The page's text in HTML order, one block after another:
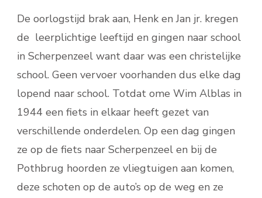
De oorlogstijd brak aan, Henk en Jan jr. kregen
de leerplichtige leeftijd en gingen naar school
in Scherpenzeel want daar was een christelijke
school. Geen vervoer voorhanden dus elke dag
lopend naar school. Totdat ome Wim Alblas in
1944 een fiets in elkaar heeft gezet van
verschillende onderdelen. Op een dag gingen
ze op de fiets naar Scherpenzeel en bij de
Pothbrug hoorden ze vliegtuigen aan komen,
deze schoten op de auto’s op de weg en ze